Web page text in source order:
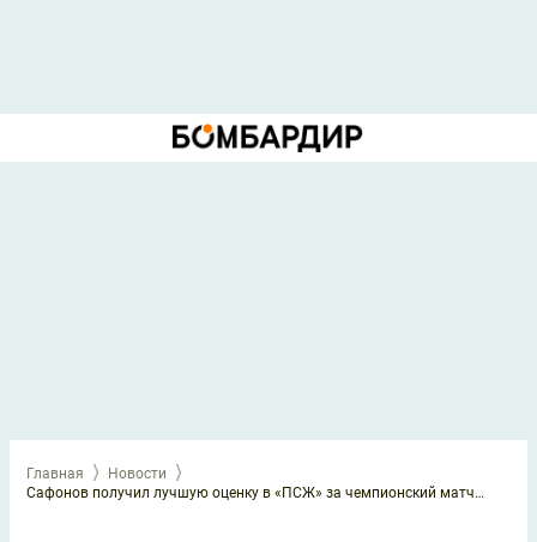
Главная
Новости
Сафонов получил лучшую оценку в «ПСЖ» за чемпионский матч с «Лансом»